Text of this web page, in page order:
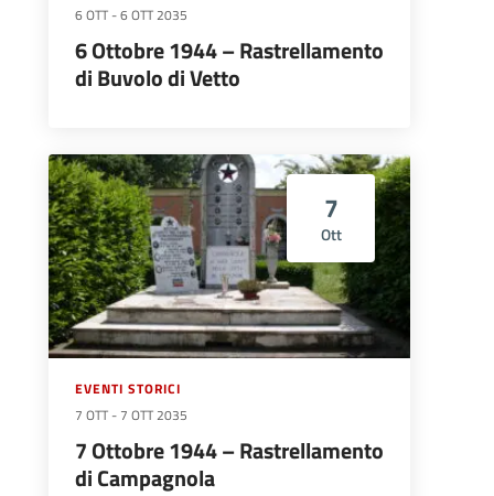
6 OTT -6 OTT 2035
6 Ottobre 1944 – Rastrellamento
di Buvolo di Vetto
7
Ott
EVENTI STORICI
7 OTT - 7 OTT 2035
7 Ottobre 1944 – Rastrellamento
di Campagnola